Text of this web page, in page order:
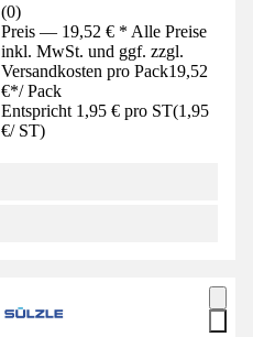
(0)
Preis — 19,52 € * Alle Preise
inkl. MwSt. und ggf. zzgl.
Versandkosten pro Pack19,52
€*/ Pack
Entspricht 1,95 € pro ST(1,95
€/ ST)